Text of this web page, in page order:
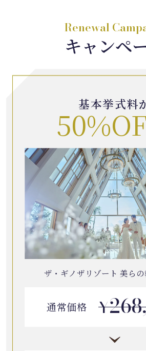
Renewal
キャンペ
基本挙式料
ザ・ギノザリゾート 美ら
通常価格 ¥